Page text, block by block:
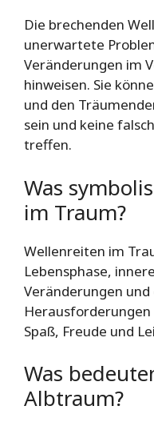
Die brechenden
unerwartete
Veränderungen im
hinweisen. Sie
und den
sein und keine
treffen.
Was
im Traum?
Wellenreiten im
Lebensphase,
Veränderungen
Herausforderungen
Spaß, Freude und
Was
Albtraum?